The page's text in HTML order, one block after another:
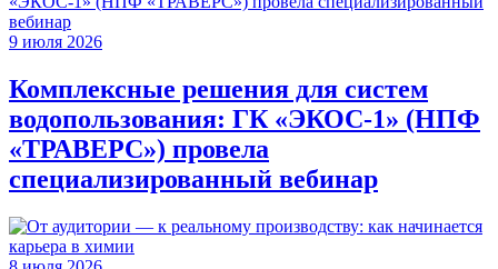
9 июля 2026
Комплексные решения для систем
водопользования: ГК «ЭКОС-1» (НПФ
«ТРАВЕРС») провела
специализированный вебинар